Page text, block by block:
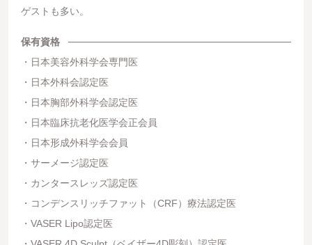
ゲストも多い。
保有資格
日本美容外科学会専門医
日本外科会認定医
日本胸部外科学会認定医
日本臨床抗老化医学会正会員
日本形成外科学会会員
サーメージ認定医
カンタースレッズ認定医
コンデンスリッチファット（CRF）療法認定医
VASER Lipo認定医